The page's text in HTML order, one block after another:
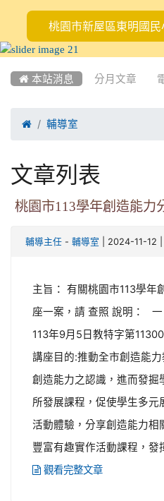
桃園市新屋區東明國民
 本站消息 分月文章
 輔導室
文章列表
桃園市113學年創造能力
輔導主任 - 輔導室 | 2024-11-12
主旨： 有關桃園市113學年
座一案，請 查照 說明：
113年9月5日教特字第
講座目的:推動全市創造能
創造能力之認識，進而發掘
所發展課程，促使學生多元
活動體驗，分享創造能力相
豐富有趣實作活動課程，發
觀看完整文章